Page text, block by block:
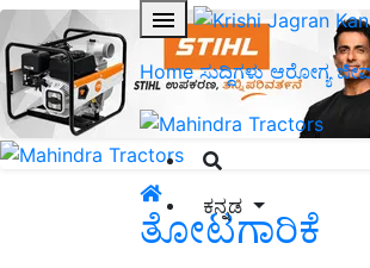
Home ಸುದ್ದಿಗಳು ಆರೋಗ್ಯ
ಕನ್ನಡ
ತೋಟಗಾರಿಕೆ